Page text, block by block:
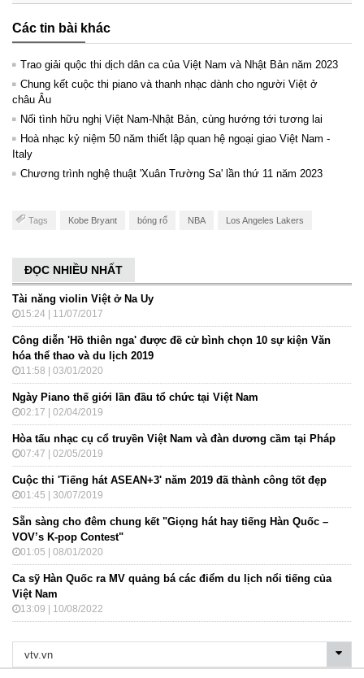
Các tin bài khác
Trao giải quộc thi dịch dân ca của Việt Nam và Nhật Bản năm 2023
Chung kết cuộc thi piano và thanh nhạc dành cho người Việt ở
châu Âu
Nối tình hữu nghị Việt Nam-Nhật Bản, cùng hướng tới tương lai
Hoà nhạc kỷ niệm 50 năm thiết lập quan hệ ngoại giao Việt Nam -
Italy
Chương trình nghệ thuật 'Xuân Trường Sa' lần thứ 11 năm 2023
Tags Kobe Bryant bóng rổ NBA Los Angeles Lakers
ĐỌC NHIỀU NHẤT
Tài năng violin Việt ở Na Uy
15:24 | 11/07/2017
Công diễn 'Hồ thiên nga' được đề cử bình chọn 10 sự kiện Văn
hóa thể thao và du lịch 2019
11:58 | 03/01/2020
Ngày Piano thế giới lần đầu tổ chức tại Việt Nam
02:17 | 02/04/2019
Hòa tấu nhạc cụ cổ truyền Việt Nam và đàn dương cầm tại Pháp
07:47 | 02/05/2019
Cuộc thi 'Tiếng hát ASEAN+3' năm 2019 đã thành công tốt đẹp
01:45 | 30/07/2019
Sẵn sàng cho đêm chung kết "Giọng hát hay tiếng Hàn Quốc –
VOV’s K-pop Contest"
01:05 | 08/01/2020
Ca sỹ Hàn Quốc ra MV quảng bá các điểm du lịch nổi tiếng của
Việt Nam
13:09 | 10/08/2022